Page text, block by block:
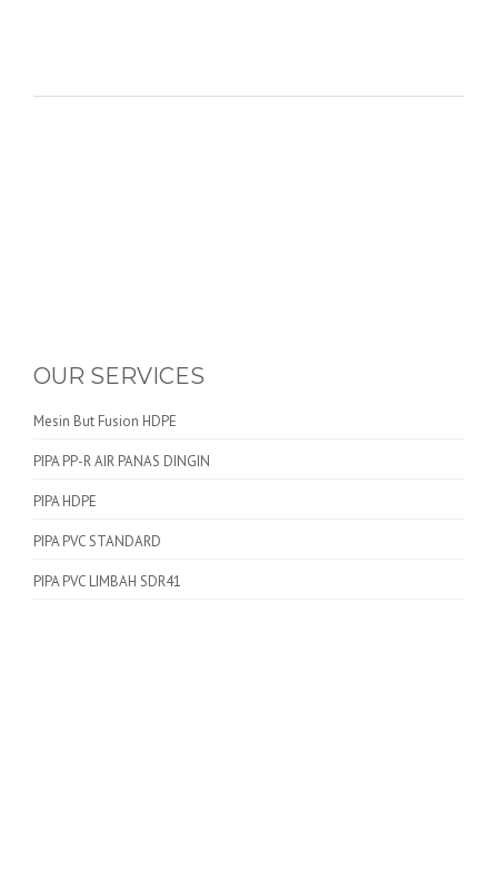
OUR SERVICES
Mesin But Fusion HDPE
PIPA PP-R AIR PANAS DINGIN
PIPA HDPE
PIPA PVC STANDARD
PIPA PVC LIMBAH SDR41